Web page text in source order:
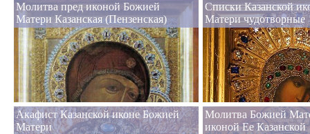
Молитва пред иконой Божией
Матери Казанская (Пензенская)
Списки Казанской
Матери чудотворные
Акафист Казанской иконе Божией
Матери
Молитва Божией
иконой Ее Казанской